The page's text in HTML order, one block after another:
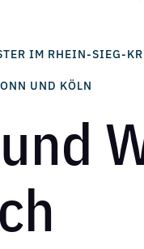
IM RHEIN-SIEG-
UND KÖLN